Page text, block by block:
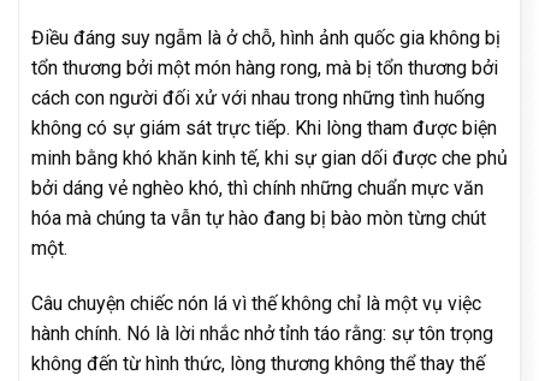
Điều đáng suy ngẫm là ở chỗ, hình ảnh quốc gia không bị
tổn thương bởi một món hàng rong, mà bị tổn thương bởi
cách con người đối xử với nhau trong những tình huống
không có sự giám sát trực tiếp. Khi lòng tham được biện
minh bằng khó khăn kinh tế, khi sự gian dối được che phủ
bởi dáng vẻ nghèo khó, thì chính những chuẩn mực văn
hóa mà chúng ta vẫn tự hào đang bị bào mòn từng chút
một.
Câu chuyện chiếc nón lá vì thế không chỉ là một vụ việc
hành chính. Nó là lời nhắc nhở tỉnh táo rằng: sự tôn trọng
không đến từ hình thức, lòng thương không thể thay thế